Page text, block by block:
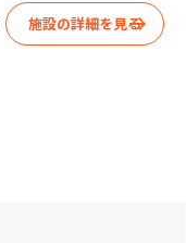
施設の詳細を見る